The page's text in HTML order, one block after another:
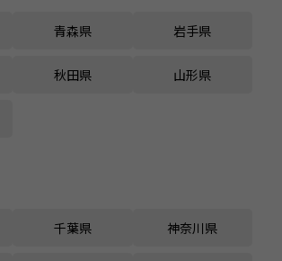
青森県 岩手県
秋田県 山形県
千葉県 神奈川県